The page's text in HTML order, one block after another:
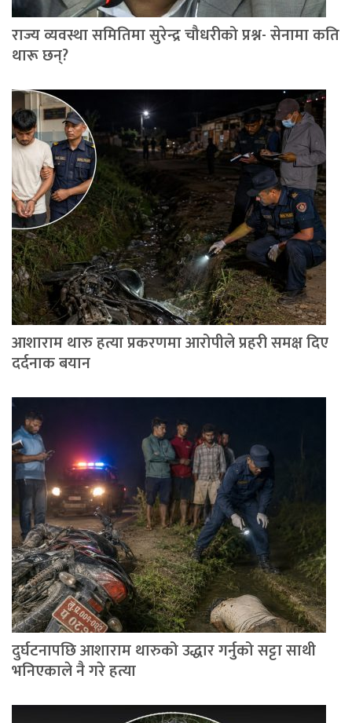
राज्य व्यवस्था समितिमा सुरेन्द्र चौधरीको प्रश्न- सेनामा कति
थारू छन्?
आशाराम थारु हत्या प्रकरणमा आरोपीले प्रहरी समक्ष दिए
दर्दनाक बयान
दुर्घटनापछि आशाराम थारुको उद्धार गर्नुको सट्टा साथी
भनिएकाले नै गरे हत्या